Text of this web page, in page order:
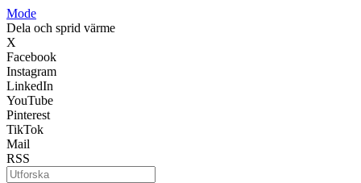
Mode
Dela och sprid värme
X
Facebook
Instagram
LinkedIn
YouTube
Pinterest
TikTok
Mail
RSS